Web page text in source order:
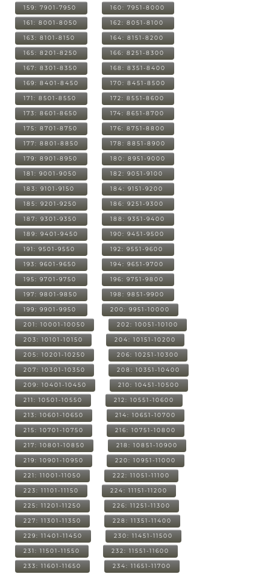
159: 7901-7950 160: 7951-8000
161: 8001-8050 162: 8051-8100
163: 8101-8150 164: 8151-8200
165: 8201-8250 166: 8251-8300
167: 8301-8350 168: 8351-8400
169: 8401-8450 170: 8451-8500
171: 8501-8550 172: 8551-8600
173: 8601-8650 174: 8651-8700
175: 8701-8750 176: 8751-8800
177: 8801-8850 178: 8851-8900
179: 8901-8950 180: 8951-9000
181: 9001-9050 182: 9051-9100
183: 9101-9150 184: 9151-9200
185: 9201-9250 186: 9251-9300
187: 9301-9350 188: 9351-9400
189: 9401-9450 190: 9451-9500
191: 9501-9550 192: 9551-9600
193: 9601-9650 194: 9651-9700
195: 9701-9750 196: 9751-9800
197: 9801-9850 198: 9851-9900
199: 9901-9950 200: 9951-10000
201: 10001-10050 202: 10051-10100
203: 10101-10150 204: 10151-10200
205: 10201-10250 206: 10251-10300
207: 10301-10350 208: 10351-10400
209: 10401-10450 210: 10451-10500
211: 10501-10550 212: 10551-10600
213: 10601-10650 214: 10651-10700
215: 10701-10750 216: 10751-10800
217: 10801-10850 218: 10851-10900
219: 10901-10950 220: 10951-11000
221: 11001-11050 222: 11051-11100
223: 11101-11150 224: 11151-11200
225: 11201-11250 226: 11251-11300
227: 11301-11350 228: 11351-11400
229: 11401-11450 230: 11451-11500
231: 11501-11550 232: 11551-11600
233: 11601-11650 234: 11651-11700